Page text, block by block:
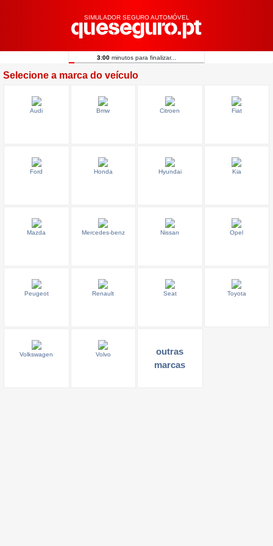
SIMULADOR SEGURO AUTOMÓVEL
3:00 minutos para finalizar...
Selecione a marca do veículo
Audi Bmw Citroen Fiat
Ford Honda Hyundai Kia
Mazda Mercedes-benz Nissan Opel
Peugeot Renault Seat Toyota
Volkswagen Volvo
outras
marcas